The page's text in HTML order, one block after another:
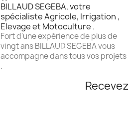
BILLAUD SEGEBA, votre
spécialiste Agricole, Irrigation ,
Elevage et Motoculture .
Fort d'une expérience de plus de
vingt ans BILLAUD SEGEBA vous
accompagne dans tous vos projets
.